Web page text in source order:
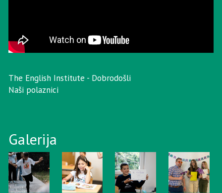
The English Institute - Dobrodošli
Naši polaznici
Galerija